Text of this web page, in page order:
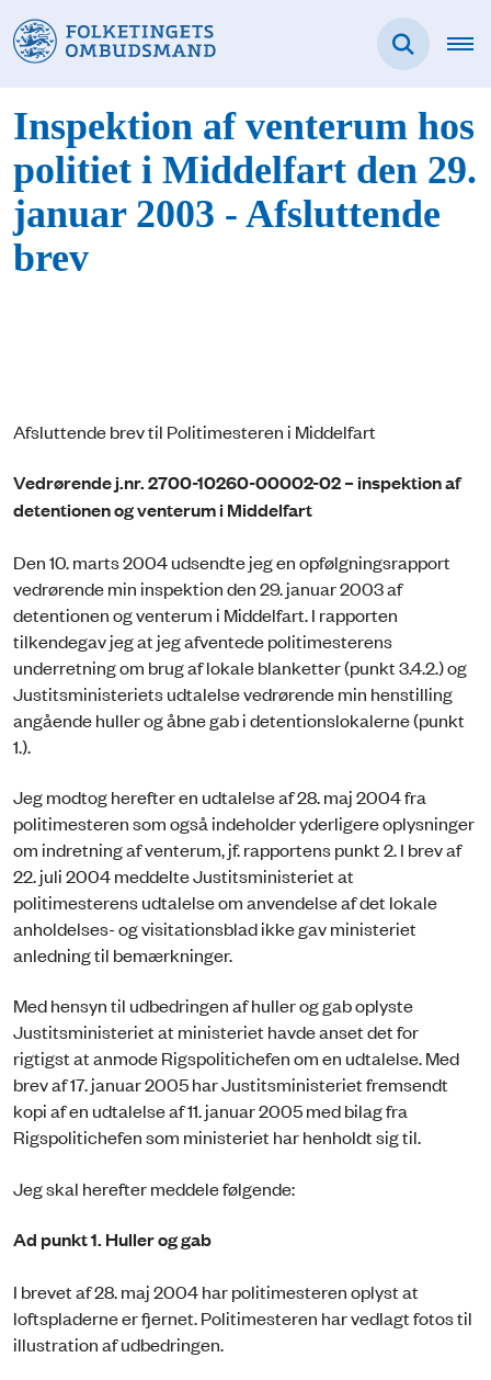
Inspektion af venterum hos
politiet i Middelfart den 29.
januar 2003 - Afsluttende
brev
Afsluttende brev til Politimesteren i Middelfart
Vedrørende j.nr. 2700-10260-00002-02 – inspektion af
detentionen og venterum i Middelfart
Den 10. marts 2004 udsendte jeg en opfølgningsrapport
vedrørende min inspektion den 29. januar 2003 af
detentionen og venterum i Middelfart. I rapporten
tilkendegav jeg at jeg afventede politimesterens
underretning om brug af lokale blanketter (punkt 3.4.2.) og
Justitsministeriets udtalelse vedrørende min henstilling
angående huller og åbne gab i detentionslokalerne (punkt
1.).
Jeg modtog herefter en udtalelse af 28. maj 2004 fra
politimesteren som også indeholder yderligere oplysninger
om indretning af venterum, jf. rapportens punkt 2. I brev af
22. juli 2004 meddelte Justitsministeriet at
politimesterens udtalelse om anvendelse af det lokale
anholdelses- og visitationsblad ikke gav ministeriet
anledning til bemærkninger.
Med hensyn til udbedringen af huller og gab oplyste
Justitsministeriet at ministeriet havde anset det for
rigtigst at anmode Rigspolitichefen om en udtalelse. Med
brev af 17. januar 2005 har Justitsministeriet fremsendt
kopi af en udtalelse af 11. januar 2005 med bilag fra
Rigspolitichefen som ministeriet har henholdt sig til.
Jeg skal herefter meddele følgende:
Ad punkt 1. Huller og gab
I brevet af 28. maj 2004 har politimesteren oplyst at
loftspladerne er fjernet. Politimesteren har vedlagt fotos til
illustration af udbedringen.